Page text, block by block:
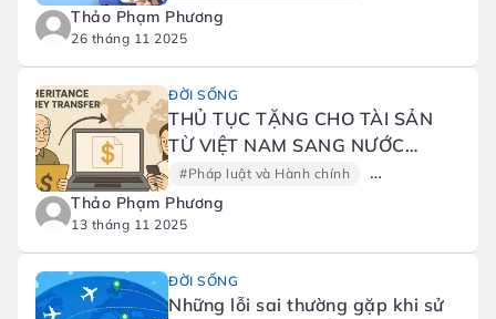
Thảo Phạm Phương
26 tháng 11 2025
ĐỜI SỐNG
THỦ TỤC TẶNG CHO TÀI SẢN
TỪ VIỆT NAM SANG NƯỚC
NGOÀI
#Pháp luật và Hành chính
Thảo Phạm Phương
13 tháng 11 2025
ĐỜI SỐNG
Những lỗi sai thường gặp khi sử